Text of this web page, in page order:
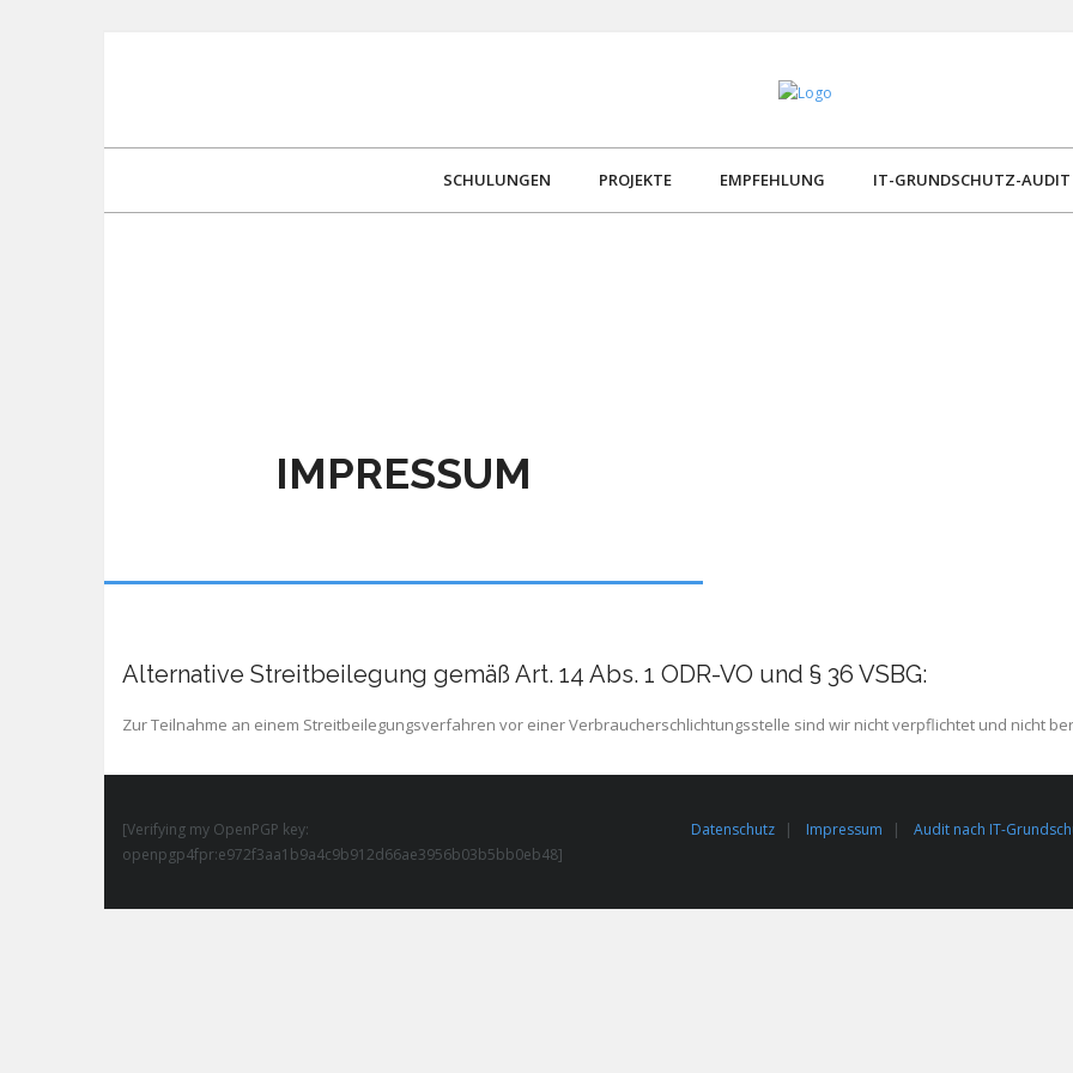
SCHULUNGEN PROJEKTE EMPFEHLUNG IT-GRUNDSCHUTZ-AUDIT
IMPRESSUM
Alternative Streitbeilegung gemäß Art. 14 Abs. 1 ODR-VO und § 36 VSBG:
Zur Teilnahme an einem Streitbeilegungsverfahren vor einer Verbraucherschlichtungsstelle sind wir nicht verpflichtet und nicht
[Verifying my OpenPGP key:
openpgp4fpr:e972f3aa1b9a4c9b912d66ae3956b03b5bb0eb48]
Datenschutz Impressum Audit nach IT-